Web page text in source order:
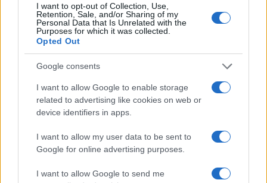
I want to opt-out of Collection, Use,
Retention, Sale, and/or Sharing of my
Personal Data that Is Unrelated with the
Purposes for which it was collected.
Opted Out
Google consents
I want to allow Google to enable storage
related to advertising like cookies on web or
device identifiers in apps.
I want to allow my user data to be sent to
Google for online advertising purposes.
I want to allow Google to send me